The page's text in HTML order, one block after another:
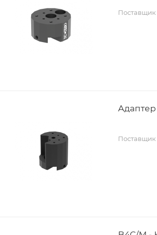
Поставщик
Адаптер
Поставщик